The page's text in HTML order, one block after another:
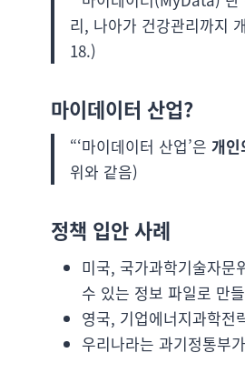
리, 나아가 건강관리까지
18.)
마이데이터 산업?
“‘마이데이터 산업’은 개
위와 같음)
정책 입안 사례
미국, 국가과학기술자문
수 있는 정보 파일로 만
영국, 기업에너지과학전
우리나라는 과기정통부